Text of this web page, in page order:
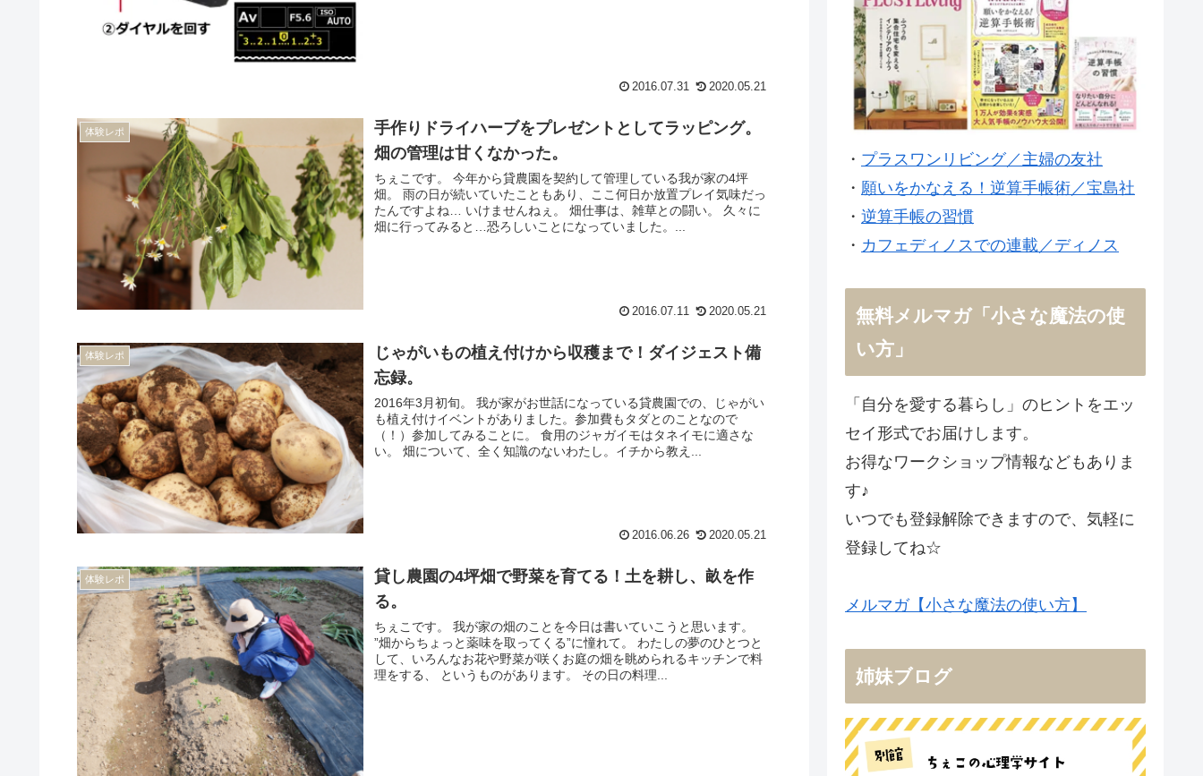
2016.07.31 2020.05.21
体験レポ
手作りドライハーブをプレゼントとしてラッピング。
畑の管理は甘くなかった。
ちぇこです。 今年から貸農園を契約して管理している我が家の4坪
畑。 雨の日が続いていたこともあり、ここ何日か放置プレイ気味だっ
たんですよね… いけませんねぇ。 畑仕事は、雑草との闘い。 久々に
畑に行ってみると…恐ろしいことになっていました。...
2016.07.11 2020.05.21
体験レポ
じゃがいもの植え付けから収穫まで！ダイジェスト備
忘録。
2016年3月初旬。 我が家がお世話になっている貸農園での、じゃがい
も植え付けイベントがありました。参加費もタダとのことなので
（！）参加してみることに。 食用のジャガイモはタネイモに適さな
い。 畑について、全く知識のないわたし。イチから教え...
2016.06.26 2020.05.21
体験レポ
貸し農園の4坪畑で野菜を育てる！土を耕し、畝を作
る。
ちぇこです。 我が家の畑のことを今日は書いていこうと思います。
”畑からちょっと薬味を取ってくる”に憧れて。 わたしの夢のひとつと
して、いろんなお花や野菜が咲くお庭の畑を眺められるキッチンで料
理をする、 というものがあります。 その日の料理...
・ プラスワンリビング／主婦の友社
・ 願いをかなえる！逆算手帳術／宝島社
・ 逆算手帳の習慣
・ カフェディノスでの連載／ディノス
無料メルマガ「小さな魔法の使
い方」
「自分を愛する暮らし」のヒントをエッ
セイ形式でお届けします。
お得なワークショップ情報などもありま
す♪
いつでも登録解除できますので、気軽に
登録してね☆
メルマガ【小さな魔法の使い方】
姉妹ブログ